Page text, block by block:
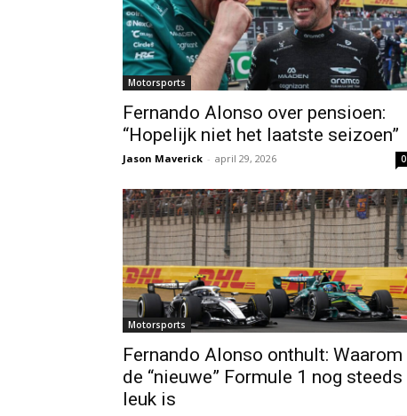
Motorsports
Fernando Alonso over pensioen:
“Hopelijk niet het laatste seizoen”
Jason Maverick - april 29, 2026 0
Motorsports
Fernando Alonso onthult: Waarom
de “nieuwe” Formule 1 nog steeds
leuk is